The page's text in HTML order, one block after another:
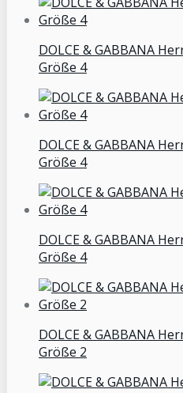
DOLCE & GABBANA
Größe 4
DOLCE & GABBANA
Größe 4
DOLCE & GABBANA
Größe 4
DOLCE & GABBANA
Größe 2